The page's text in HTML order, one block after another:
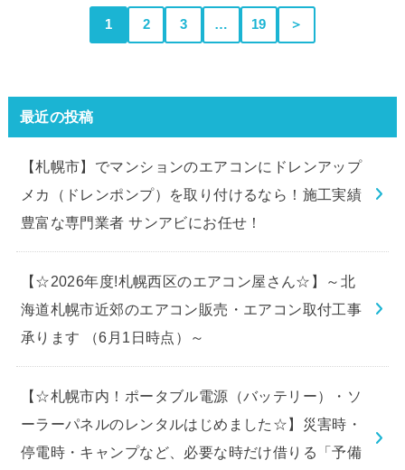
1 2 3 … 19 ＞
最近の投稿
【札幌市】でマンションのエアコンにドレンアップ
メカ（ドレンポンプ）を取り付けるなら！施工実績
豊富な専門業者 サンアビにお任せ！
【☆2026年度!札幌西区のエアコン屋さん☆】～北
海道札幌市近郊のエアコン販売・エアコン取付工事
承ります （6月1日時点）～
【☆札幌市内！ポータブル電源（バッテリー）・ソ
ーラーパネルのレンタルはじめました☆】災害時・
停電時・キャンプなど、必要な時だけ借りる「予備